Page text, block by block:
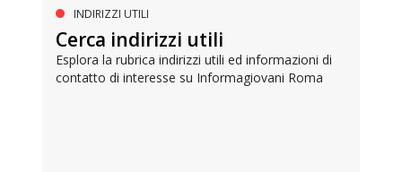
INDIRIZZI UTILI
Cerca indirizzi utili
Esplora la rubrica indirizzi utili ed informazioni di
contatto di interesse su Informagiovani Roma